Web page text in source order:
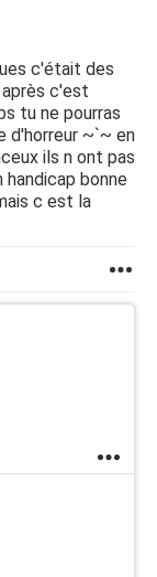
c'était des
c'est
tu ne pourras
d'horreur ~`~ en
ils n ont pas
bonne
c est la